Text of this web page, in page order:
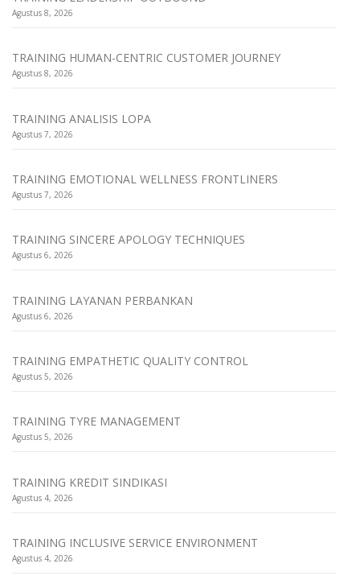
Agustus 8, 2026
TRAINING HUMAN-CENTRIC CUSTOMER JOURNEY
Agustus 8, 2026
TRAINING ANALISIS LOPA
Agustus 7, 2026
TRAINING EMOTIONAL WELLNESS FRONTLINERS
Agustus 7, 2026
TRAINING SINCERE APOLOGY TECHNIQUES
Agustus 6, 2026
TRAINING LAYANAN PERBANKAN
Agustus 6, 2026
TRAINING EMPATHETIC QUALITY CONTROL
Agustus 5, 2026
TRAINING TYRE MANAGEMENT
Agustus 5, 2026
TRAINING KREDIT SINDIKASI
Agustus 4, 2026
TRAINING INCLUSIVE SERVICE ENVIRONMENT
Agustus 4, 2026